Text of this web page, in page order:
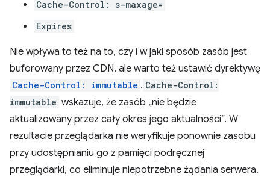
Cache-Control: s-maxage=
Expires
Nie wpływa to też na to, czy i w jaki sposób zasób jest
buforowany przez CDN, ale warto też ustawić dyrektywę
Cache-Control: immutable . Cache-Control:
immutable wskazuje, że zasób „nie będzie
aktualizowany przez cały okres jego aktualności”. W
rezultacie przeglądarka nie weryfikuje ponownie zasobu
przy udostępnianiu go z pamięci podręcznej
przeglądarki, co eliminuje niepotrzebne żądania serwera.